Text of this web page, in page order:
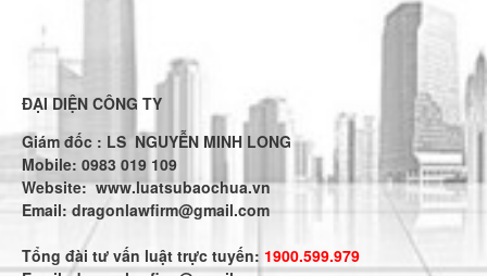
ĐẠI DIỆN CÔNG TY
Giám đốc : LS NGUYỄN MINH LONG
Mobile: 0983 019 109
Website:www.luatsubaochua.vn
Email: dragonlawfirm@gmail.com
Tổng đài tư vấn luật trực tuyến: 1900.599.979